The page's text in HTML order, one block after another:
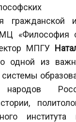
гражданской
«Философия
МПГУ
одной из
народов
института